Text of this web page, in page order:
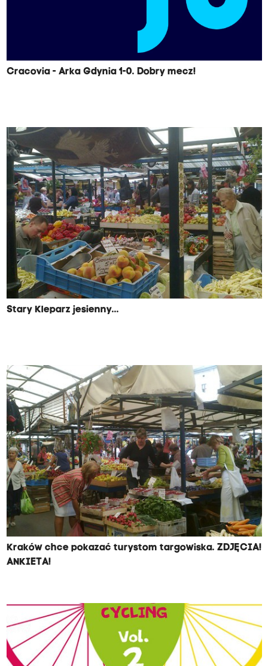
Cracovia - Arka Gdynia 1-0. Dobry mecz!
Stary Kleparz jesienny...
Kraków chce pokazać turystom targowiska. ZDJĘCIA!
ANKIETA!